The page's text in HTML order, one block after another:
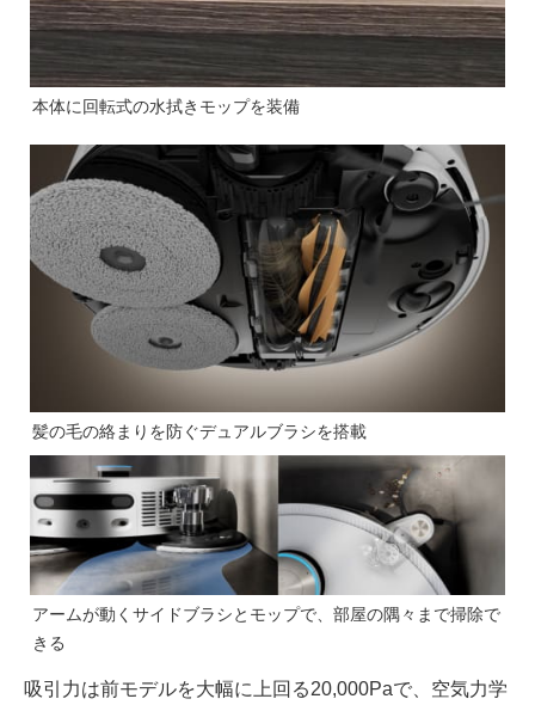
本体に回転式の水拭きモップを装備
髪の毛の絡まりを防ぐデュアルブラシを搭載
アームが動くサイドブラシとモップで、部屋の隅々まで掃除で
きる
吸引力は前モデルを大幅に上回る20,000Paで、空気力学